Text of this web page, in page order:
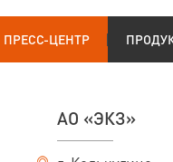
ПРЕСС-ЦЕНТР
АО «ЭКЗ»